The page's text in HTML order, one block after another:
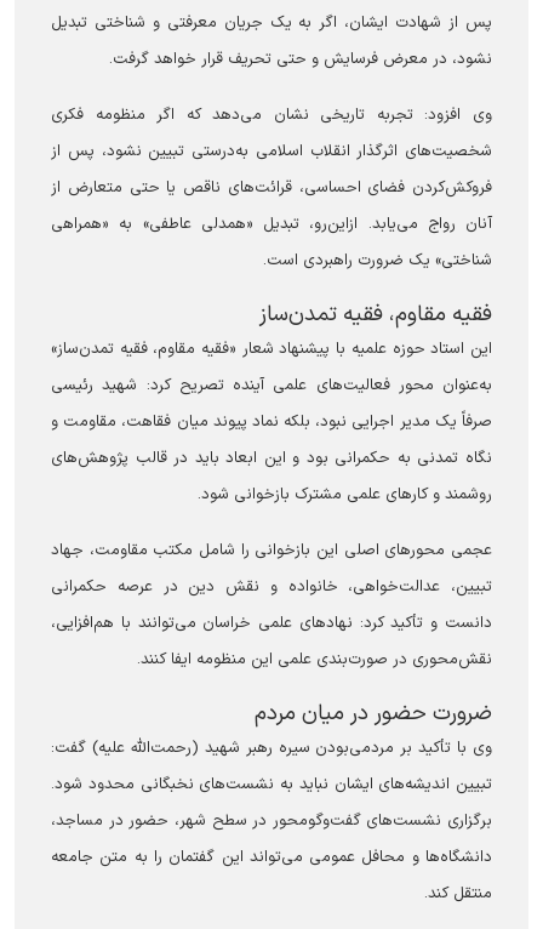
پس از شهادت ایشان، اگر به یک جریان معرفتی و شناختی تبدیل
نشود، در معرض فرسایش و حتی تحریف قرار خواهد گرفت.
وی افزود: تجربه تاریخی نشان می‌دهد که اگر منظومه فکری
شخصیت‌های اثرگذار انقلاب اسلامی به‌درستی تبیین نشود، پس از
فروکش‌کردن فضای احساسی، قرائت‌های ناقص یا حتی متعارض از
آنان رواج می‌یابد. ازاین‌رو، تبدیل «همدلی عاطفی» به «همراهی
شناختی» یک ضرورت راهبردی است.
فقیه مقاوم، فقیه تمدن‌ساز
این استاد حوزه علمیه با پیشنهاد شعار «فقیه مقاوم، فقیه تمدن‌ساز»
به‌عنوان محور فعالیت‌های علمی آینده تصریح کرد: شهید رئیسی
صرفاً یک مدیر اجرایی نبود، بلکه نماد پیوند میان فقاهت، مقاومت و
نگاه تمدنی به حکمرانی بود و این ابعاد باید در قالب پژوهش‌های
روشمند و کار‌های علمی مشترک بازخوانی شود.
عجمی محور‌های اصلی این بازخوانی را شامل مکتب مقاومت، جهاد
تبیین، عدالت‌خواهی، خانواده و نقش دین در عرصه حکمرانی
دانست و تأکید کرد: نهاد‌های علمی خراسان می‌توانند با هم‌افزایی،
نقش‌محوری در صورت‌بندی علمی این منظومه ایفا کنند.
ضرورت حضور در میان مردم
وی با تأکید بر مردمی‌بودن سیره رهبر شهید (رحمت‌الله علیه) گفت:
تبیین اندیشه‌های ایشان نباید به نشست‌های نخبگانی محدود شود.
برگزاری نشست‌های گفت‌وگومحور در سطح شهر، حضور در مساجد،
دانشگاه‌ها و محافل عمومی می‌تواند این گفتمان را به متن جامعه
منتقل کند.